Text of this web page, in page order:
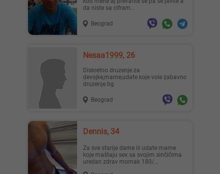
da niste sa cifram...
Beograd
Nesaa1999, 26
diskretno druzenje za
devojke,mame,udate koje vole zabavno
druzenje bg
Beograd
Dennis, 34
Za sve starije dame ili udate mame
koje maštaju sex sa svojim sinčičima
uredan zdrav momak 180/...